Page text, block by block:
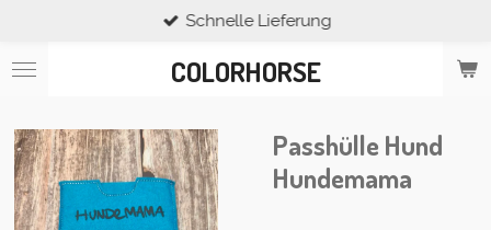
springen
COLORHORSE
Schnelle Lieferung
Passhülle Hund
Hundemama